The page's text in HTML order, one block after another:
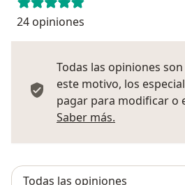
24 opiniones
Todas las opiniones
este motivo, los
pagar para modificar o
Saber más.